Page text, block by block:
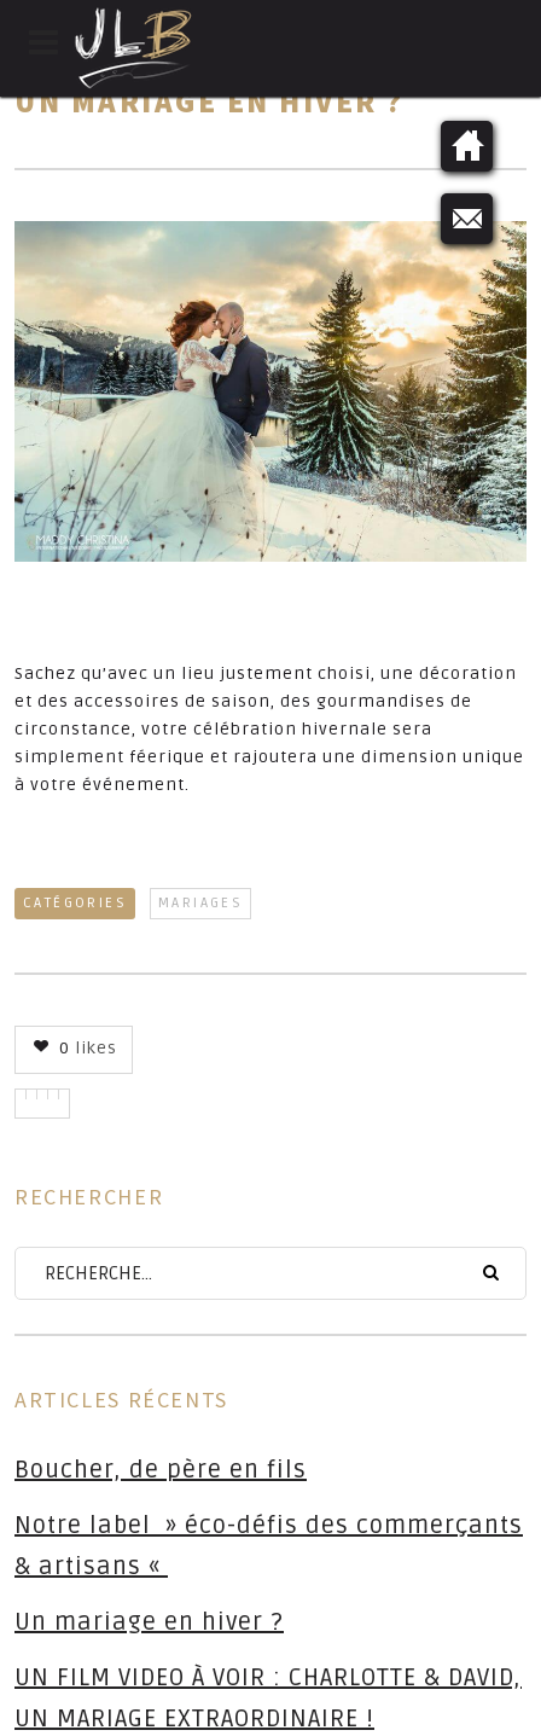
UN MARIAGE EN HIVER ?
Sachez qu’avec un lieu justement choisi, une décoration
et des accessoires de saison, des gourmandises de
circonstance, votre célébration hivernale sera
simplement féerique et rajoutera une dimension unique
à votre événement.
CATÉGORIES MARIAGES
0 likes
RECHERCHER
ARTICLES RÉCENTS
Boucher, de père en fils
Notre label » éco-défis des commerçants
& artisans «
Un mariage en hiver ?
UN FILM VIDEO À VOIR : CHARLOTTE & DAVID,
UN MARIAGE EXTRAORDINAIRE !